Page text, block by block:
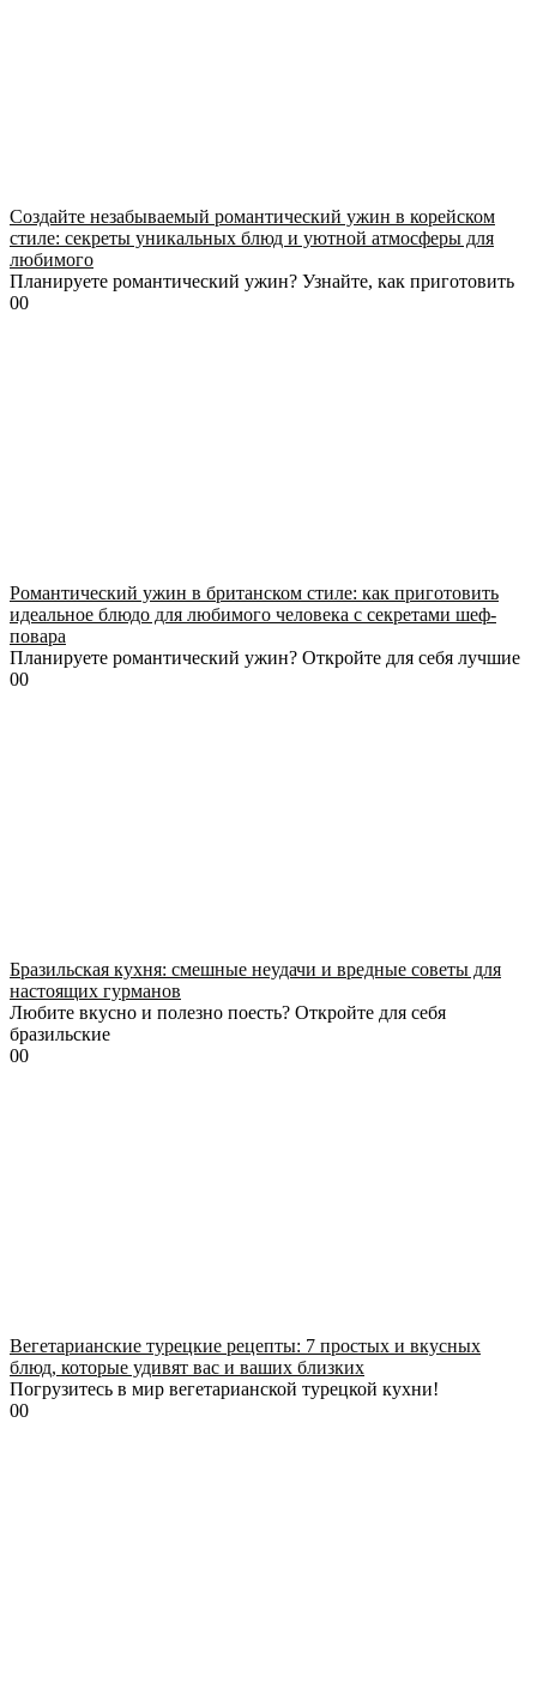
Создайте незабываемый романтический ужин в корейском
стиле: секреты уникальных блюд и уютной атмосферы для
любимого
Планируете романтический ужин? Узнайте, как приготовить
00
Романтический ужин в британском стиле: как приготовить
идеальное блюдо для любимого человека с секретами шеф-
повара
Планируете романтический ужин? Откройте для себя лучшие
00
Бразильская кухня: смешные неудачи и вредные советы для
настоящих гурманов
Любите вкусно и полезно поесть? Откройте для себя
бразильские
00
Вегетарианские турецкие рецепты: 7 простых и вкусных
блюд, которые удивят вас и ваших близких
Погрузитесь в мир вегетарианской турецкой кухни!
00